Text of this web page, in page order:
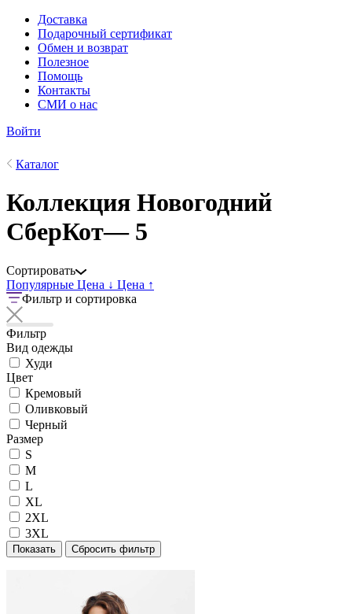
Доставка
Подарочный сертификат
Обмен и возврат
Полезное
Помощь
Контакты
СМИ о нас
Войти
Каталог
Коллекция Новогодний
СберКот— 5
Сортировать
Популярные Цена ↓ Цена ↑
Фильтр и сортировка
Фильтр
Вид одежды
Худи
Цвет
Кремовый
Оливковый
Черный
Размер
S
M
L
XL
2XL
3XL